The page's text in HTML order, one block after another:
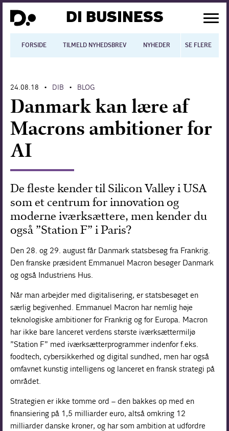
DI BUSINESS
FORSIDE TILMELD NYHEDSBREV NYHEDER BLOGS
SE FLERE
International økonomi
Arbejdsmiljø
Arbejdsmarkedet
Uddannelse
Europapolitik
Forskning
24.08.18 • DIB • BLOG
Danmark kan lære af
Macrons ambitioner for
AI
De fleste kender til Silicon Valley i USA
som et centrum for innovation og
moderne iværksættere, men kender du
også ”Station F” i Paris?
Den 28. og 29. august får Danmark statsbesøg fra Frankrig.
Den franske præsident Emmanuel Macron besøger Danmark
og også Industriens Hus.
Når man arbejder med digitalisering, er statsbesøget en
særlig begivenhed. Emmanuel Macron har nemlig høje
teknologiske ambitioner for Frankrig og for Europa. Macron
har ikke bare lanceret verdens største iværksættermiljø
”Station F” med iværksætterprogrammer indenfor f.eks.
foodtech, cybersikkerhed og digital sundhed, men har også
omfavnet kunstig intelligens og lanceret en fransk strategi på
området.
Strategien er ikke tomme ord – den bakkes op med en
finansiering på 1,5 milliarder euro, altså omkring 12
milliarder danske kroner, og har som ambition at udfordre